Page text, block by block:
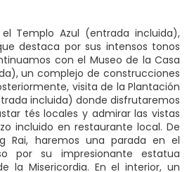
Templo Azul (entrada incluida),
destaca por sus intensos tonos
con el Museo de la Casa
un complejo de construcciones
visita de la Plantación
incluida) donde disfrutaremos
tés locales y admirar las vistas
incluido en restaurante local. De
Rai, haremos una parada en el
por su impresionante estatua
la Misericordia. En el interior, un